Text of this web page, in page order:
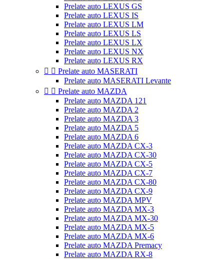
Prelate auto LEXUS GS
Prelate auto LEXUS IS
Prelate auto LEXUS LM
Prelate auto LEXUS LS
Prelate auto LEXUS LX
Prelate auto LEXUS NX
Prelate auto LEXUS RX
  Prelate auto MASERATI
Prelate auto MASERATI Levante
  Prelate auto MAZDA
Prelate auto MAZDA 121
Prelate auto MAZDA 2
Prelate auto MAZDA 3
Prelate auto MAZDA 5
Prelate auto MAZDA 6
Prelate auto MAZDA CX-3
Prelate auto MAZDA CX-30
Prelate auto MAZDA CX-5
Prelate auto MAZDA CX-7
Prelate auto MAZDA CX-80
Prelate auto MAZDA CX-9
Prelate auto MAZDA MPV
Prelate auto MAZDA MX-3
Prelate auto MAZDA MX-30
Prelate auto MAZDA MX-5
Prelate auto MAZDA MX-6
Prelate auto MAZDA Premacy
Prelate auto MAZDA RX-8